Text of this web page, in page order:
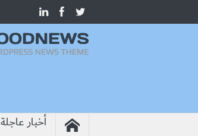
أخبار عاجلة